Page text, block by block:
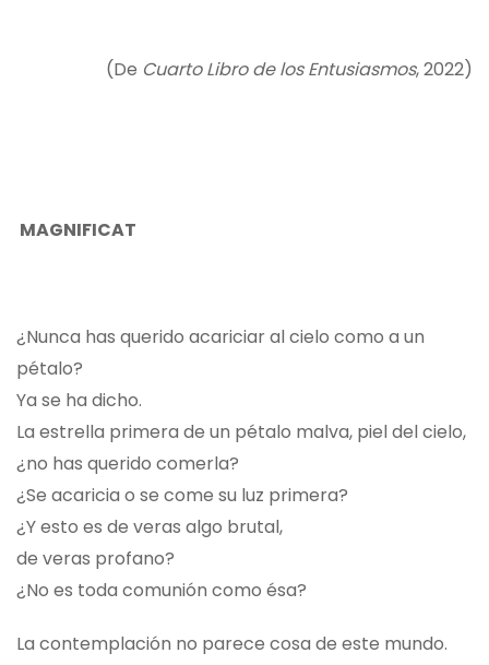
(De Cuarto Libro de los Entusiasmos, 2022)
MAGNIFICAT
¿Nunca has querido acariciar al cielo como a un
pétalo?
Ya se ha dicho.
La estrella primera de un pétalo malva, piel del cielo,
¿no has querido comerla?
¿Se acaricia o se come su luz primera?
¿Y esto es de veras algo brutal,
de veras profano?
¿No es toda comunión como ésa?
La contemplación no parece cosa de este mundo.